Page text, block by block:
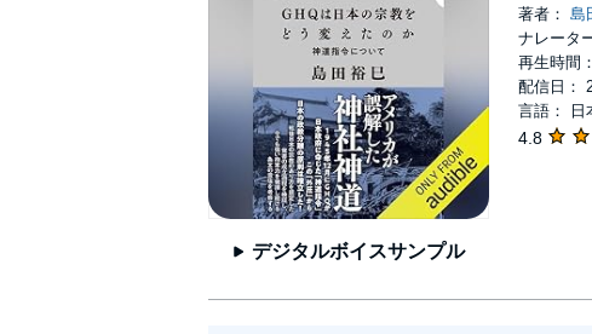
デジタルボイスサンプル
著者： 島
ナレータ
再生時間
配信日：
言語： 日
4.8